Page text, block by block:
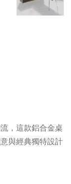
，這款鋁合⾦桌
與經典獨特設計